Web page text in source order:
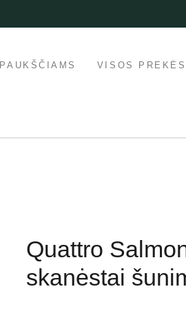
PAUKŠČIAMS VISOS PREKĖS
Quattro
skanėstai